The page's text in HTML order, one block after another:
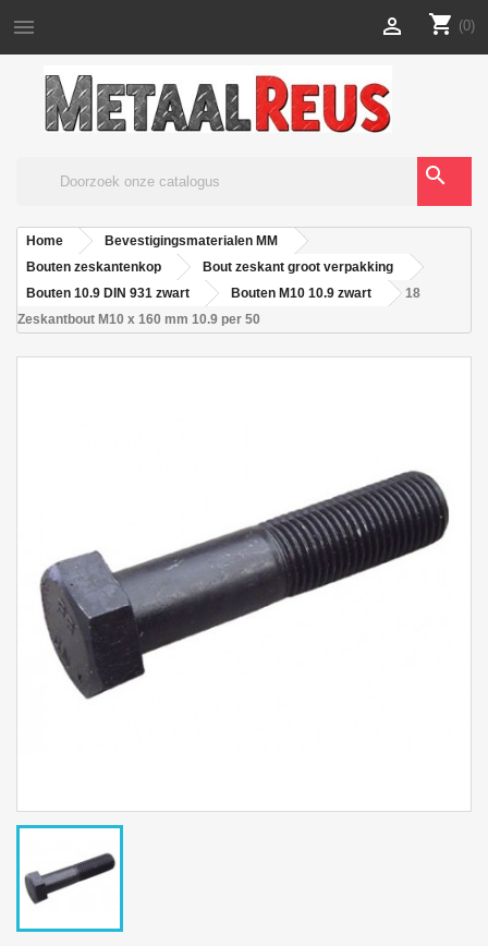
 shopping_cart (0)

search
Home
Bevestigingsmaterialen MM
Bouten zeskantenkop
Bout zeskant groot verpakking
Bouten 10.9 DIN 931 zwart
Bouten M10 10.9 zwart
18
Zeskantbout M10 x 160 mm 10.9 per 50